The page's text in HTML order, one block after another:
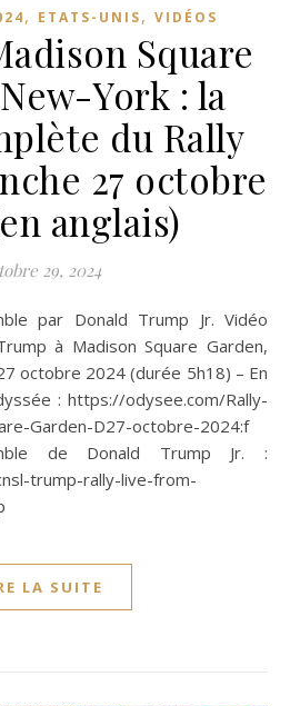
, ETATS-UNIS, VIDÉOS
Square
York : la
du Rally
27 octobre
anglais)
29, 2024
à Madison Square Garden,
octobre 2024 (durée 5h18) – En
: https://odysee.com/Rally-
Garden-D27-octobre-2024:f
de Donald Trump Jr. :
trump-rally-live-from-
LA SUITE